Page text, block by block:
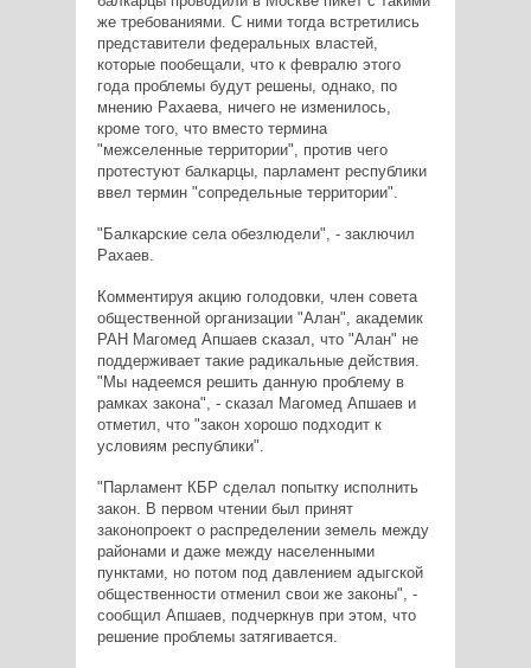
же требованиями. С ними тогда встретились
представители федеральных властей,
которые пообещали, что к февралю этого
года проблемы будут решены, однако, по
мнению Рахаева, ничего не изменилось,
кроме того, что вместо термина
"межселенные территории", против чего
протестуют балкарцы, парламент республики
ввел термин "сопредельные территории".
"Балкарские села обезлюдели", - заключил
Рахаев.
Комментируя акцию голодовки, член совета
общественной организации "Алан", академик
РАН Магомед Апшаев сказал, что "Алан" не
поддерживает такие радикальные действия.
"Мы надеемся решить данную проблему в
рамках закона", - сказал Магомед Апшаев и
отметил, что "закон хорошо подходит к
условиям республики".
"Парламент КБР сделал попытку исполнить
закон. В первом чтении был принят
законопроект о распределении земель между
районами и даже между населенными
пунктами, но потом под давлением адыгской
общественности отменил свои же законы", -
сообщил Апшаев, подчеркнув при этом, что
решение проблемы затягивается.